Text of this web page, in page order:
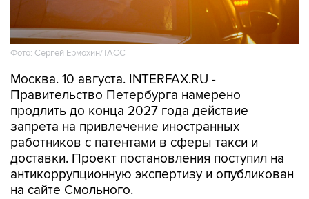
Фото: Сергей Ермохин/ТАСС
Москва. 10 августа. INTERFAX.RU -
Правительство Петербурга намерено
продлить до конца 2027 года действие
запрета на привлечение иностранных
работников с патентами в сферы такси и
доставки. Проект постановления поступил на
антикоррупционную экспертизу и опубликован
на сайте Смольного.